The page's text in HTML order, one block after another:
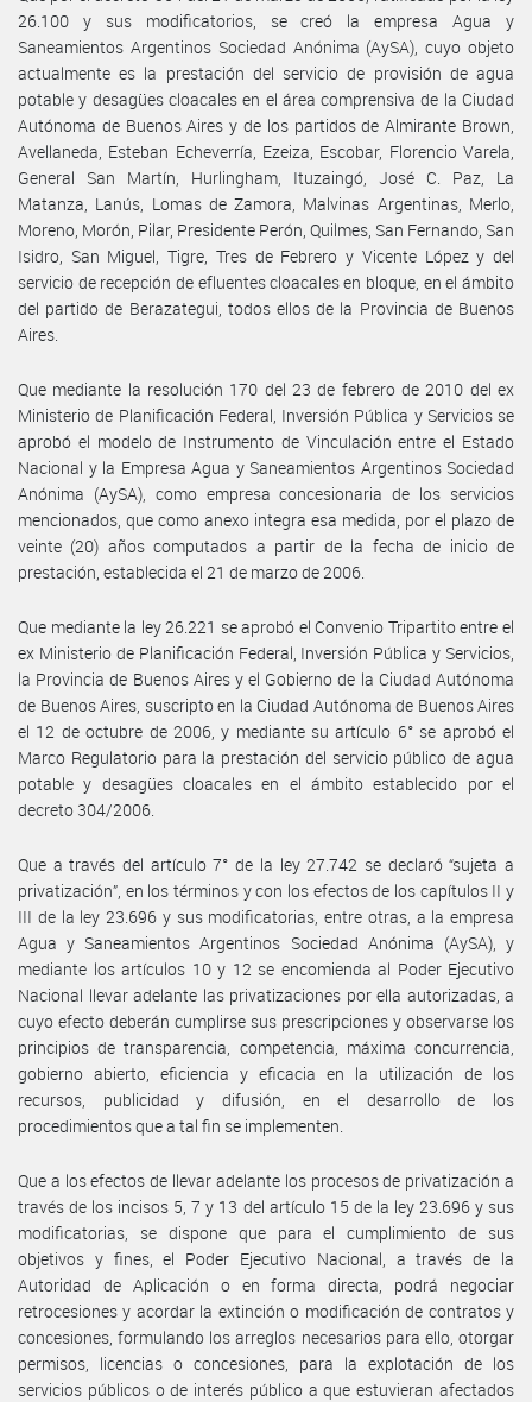
26.100 y sus modificatorios, se creó la empresa Agua y
Saneamientos Argentinos Sociedad Anónima (AySA), cuyo objeto
actualmente es la prestación del servicio de provisión de agua
potable y desagües cloacales en el área comprensiva de la Ciudad
Autónoma de Buenos Aires y de los partidos de Almirante Brown,
Avellaneda, Esteban Echeverría, Ezeiza, Escobar, Florencio Varela,
General San Martín, Hurlingham, Ituzaingó, José C. Paz, La
Matanza, Lanús, Lomas de Zamora, Malvinas Argentinas, Merlo,
Moreno, Morón, Pilar, Presidente Perón, Quilmes, San Fernando, San
Isidro, San Miguel, Tigre, Tres de Febrero y Vicente López y del
servicio de recepción de efluentes cloacales en bloque, en el ámbito
del partido de Berazategui, todos ellos de la Provincia de Buenos
Aires.
Que mediante la resolución 170 del 23 de febrero de 2010 del ex
Ministerio de Planificación Federal, Inversión Pública y Servicios se
aprobó el modelo de Instrumento de Vinculación entre el Estado
Nacional y la Empresa Agua y Saneamientos Argentinos Sociedad
Anónima (AySA), como empresa concesionaria de los servicios
mencionados, que como anexo integra esa medida, por el plazo de
veinte (20) años computados a partir de la fecha de inicio de
prestación, establecida el 21 de marzo de 2006.
Que mediante la ley 26.221 se aprobó el Convenio Tripartito entre el
ex Ministerio de Planificación Federal, Inversión Pública y Servicios,
la Provincia de Buenos Aires y el Gobierno de la Ciudad Autónoma
de Buenos Aires, suscripto en la Ciudad Autónoma de Buenos Aires
el 12 de octubre de 2006, y mediante su artículo 6° se aprobó el
Marco Regulatorio para la prestación del servicio público de agua
potable y desagües cloacales en el ámbito establecido por el
decreto 304/2006.
Que a través del artículo 7° de la ley 27.742 se declaró “sujeta a
privatización”, en los términos y con los efectos de los capítulos II y
III de la ley 23.696 y sus modificatorias, entre otras, a la empresa
Agua y Saneamientos Argentinos Sociedad Anónima (AySA), y
mediante los artículos 10 y 12 se encomienda al Poder Ejecutivo
Nacional llevar adelante las privatizaciones por ella autorizadas, a
cuyo efecto deberán cumplirse sus prescripciones y observarse los
principios de transparencia, competencia, máxima concurrencia,
gobierno abierto, eficiencia y eficacia en la utilización de los
recursos, publicidad y difusión, en el desarrollo de los
procedimientos que a tal fin se implementen.
Que a los efectos de llevar adelante los procesos de privatización a
través de los incisos 5, 7 y 13 del artículo 15 de la ley 23.696 y sus
modificatorias, se dispone que para el cumplimiento de sus
objetivos y fines, el Poder Ejecutivo Nacional, a través de la
Autoridad de Aplicación o en forma directa, podrá negociar
retrocesiones y acordar la extinción o modificación de contratos y
concesiones, formulando los arreglos necesarios para ello, otorgar
permisos, licencias o concesiones, para la explotación de los
servicios públicos o de interés público a que estuvieran afectados